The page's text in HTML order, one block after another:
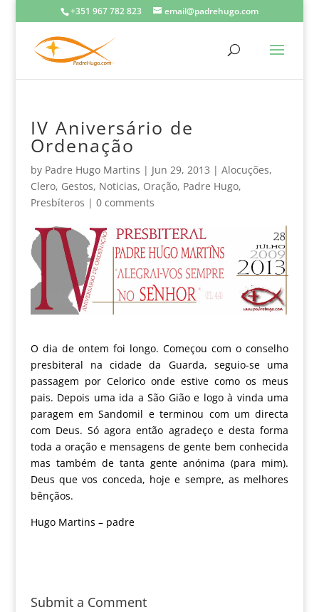
+351 967 782 823 email@padrehugo.com
IV Aniversário de
Ordenação
by Padre Hugo Martins | Jun 29, 2013 | Alocuções,
Clero, Gestos, Noticias, Oração, Padre Hugo,
Presbíteros | 0 comments
O dia de ontem foi longo. Começou com o conselho
presbiteral na cidade da Guarda, seguio-se uma
passagem por Celorico onde estive como os meus
pais. Depois uma ida a São Gião e logo à vinda uma
paragem em Sandomil e terminou com um directa
com Deus. Só agora então agradeço e desta forma
toda a oração e mensagens de gente bem conhecida
mas também de tanta gente anónima (para mim).
Deus que vos conceda, hoje e sempre, as melhores
bênçãos.
Hugo Martins – padre
Submit a Comment